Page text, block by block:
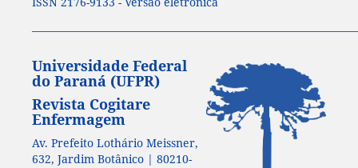
Universidade Federal
do Paraná (UFPR)
Revista Cogitare
Enfermagem
Av. Prefeito Lothário Meissner,
632, Jardim Botânico | 80210-